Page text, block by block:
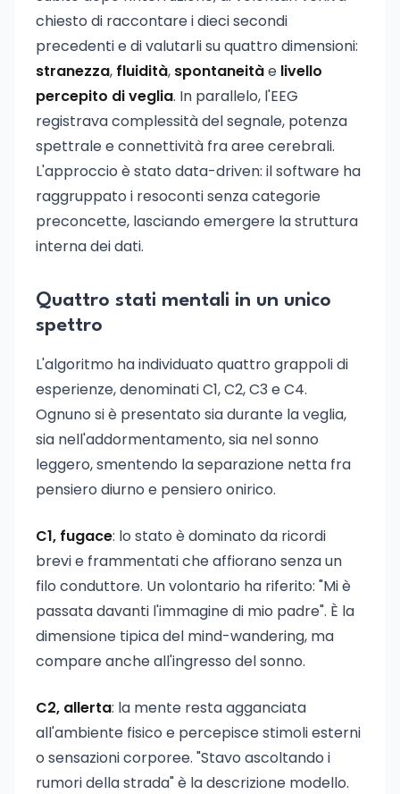
chiesto di raccontare i dieci secondi
precedenti e di valutarli su quattro dimensioni:
stranezza, fluidità, spontaneitàe livello
percepito di veglia. In parallelo, l'EEG
registrava complessità del segnale, potenza
spettrale e connettività fra aree cerebrali.
L'approccio è stato data-driven: il software ha
raggruppato i resoconti senza categorie
preconcette, lasciando emergere la struttura
interna dei dati.
Quattro stati mentali in un unico
spettro
L'algoritmo ha individuato quattro grappoli di
esperienze, denominati C1, C2, C3 e C4.
Ognuno si è presentato sia durante la veglia,
sia nell'addormentamento, sia nel sonno
leggero, smentendo la separazione netta fra
pensiero diurno e pensiero onirico.
C1, fugace: lo stato è dominato da ricordi
brevi e frammentati che affiorano senza un
filo conduttore. Un volontario ha riferito: "Mi è
passata davanti l'immagine di mio padre". È la
dimensione tipica del mind-wandering, ma
compare anche all'ingresso del sonno.
C2, allerta: la mente resta agganciata
all'ambiente fisico e percepisce stimoli esterni
o sensazioni corporee. "Stavo ascoltando i
rumori della strada" è la descrizione modello.